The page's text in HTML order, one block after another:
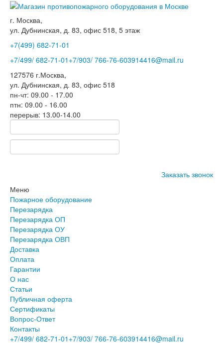
г. Москва,
ул. Дубнинская, д. 83, офис 518, 5 этаж
+7(499) 682-71-01
+7/499/ 682-71-01 +7/903/ 766-76-603914416@mail.ru
127576 г.Москва,
ул. Дубнинская, д. 83, офис 518
пн-чт: 09.00 - 17.00
птн: 09.00 - 16.00
перерыв: 13.00-14.00
Заказать звонок
Меню
Пожарное оборудование
Перезарядка
Перезарядка ОП
Перезарядка ОУ
Перезарядка ОВП
Доставка
Оплата
Гарантии
О нас
Статьи
Публичная оферта
Сертификаты
Вопрос-Ответ
Контакты
+7/499/ 682-71-01 +7/903/ 766-76-603914416@mail.ru